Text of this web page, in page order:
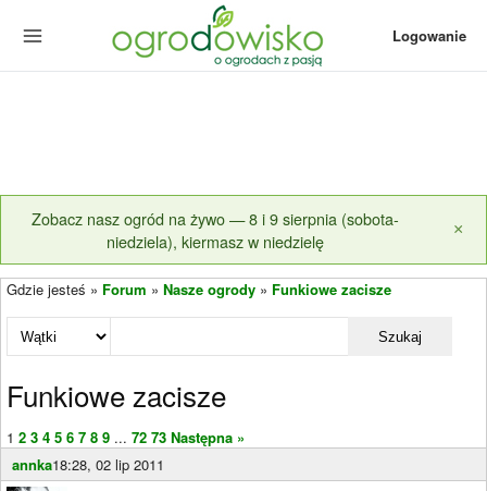
Logowanie
Zobacz nasz ogród na żywo — 8 i 9 sierpnia (sobota-
niedziela), kiermasz w niedzielę
×
Gdzie jesteś » Forum » Nasze ogrody » Funkiowe zacisze
Szukaj
Funkiowe zacisze
1 2 3 4 5 6 7 8 9 ... 72 73 Następna »
annka18:28, 02 lip 2011